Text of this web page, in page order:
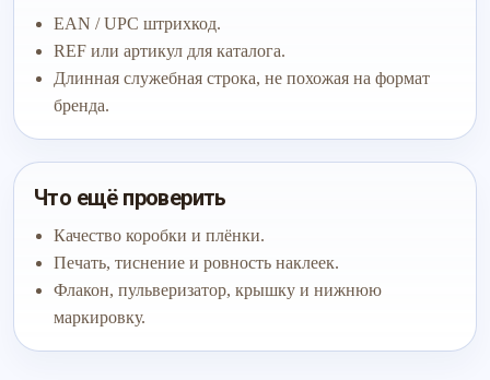
EAN / UPC штрихкод.
REF или артикул для каталога.
Длинная служебная строка, не похожая на формат
бренда.
Что ещё проверить
Качество коробки и плёнки.
Печать, тиснение и ровность наклеек.
Флакон, пульверизатор, крышку и нижнюю
маркировку.